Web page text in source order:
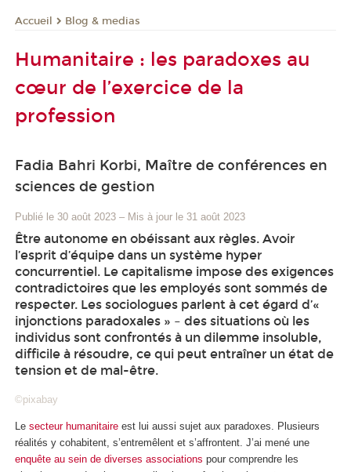
Accueil Blog & medias
Humanitaire : les paradoxes au
cœur de l’exercice de la
profession
Fadia Bahri Korbi, Maître de conférences en
sciences de gestion
Publié le 30 août 2023 – Mis à jour le 31 août 2023
Être autonome en obéissant aux règles. Avoir
l’esprit d’équipe dans un système hyper
concurrentiel. Le capitalisme impose des exigences
contradictoires que les employés sont sommés de
respecter. Les sociologues parlent à cet égard d’«
injonctions paradoxales » – des situations où les
individus sont confrontés à un dilemme insoluble,
difficile à résoudre, ce qui peut entraîner un état de
tension et de mal-être.
©pixabay
Le secteur humanitaire est lui aussi sujet aux paradoxes. Plusieurs
réalités y cohabitent, s’entremêlent et s’affrontent. J’ai mené une
enquête au sein de diverses associations pour comprendre les